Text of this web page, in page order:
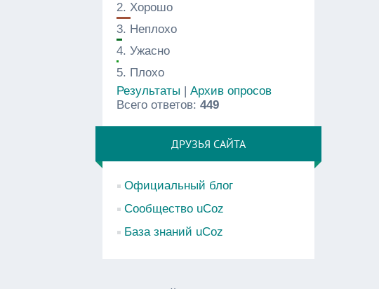
2.Хорошо
3. Неплохо
4.Ужасно
5. Плохо
Результаты |Архив опросов
Всего ответов:449
ДРУЗЬЯ САЙТА
Официальный блог
Сообщество uCoz
База знаний uCoz